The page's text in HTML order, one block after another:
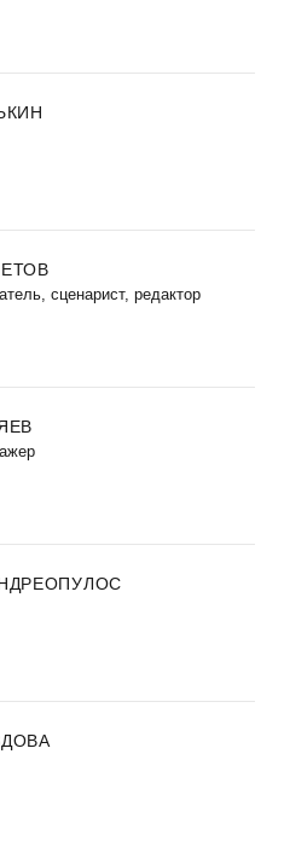
сценарист, редактор